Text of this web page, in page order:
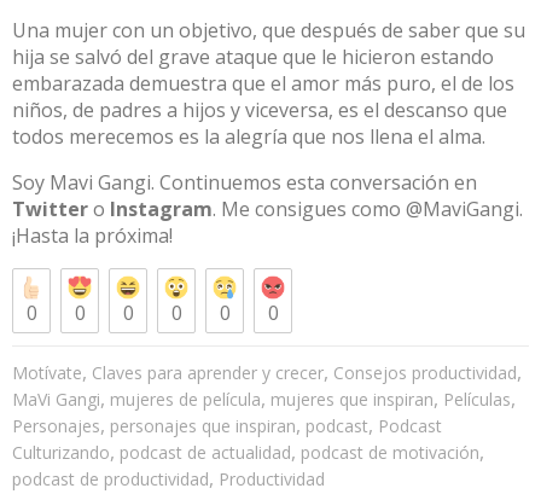
Una mujer con un objetivo, que después de saber que su
hija se salvó del grave ataque que le hicieron estando
embarazada demuestra que el amor más puro, el de los
niños, de padres a hijos y viceversa, es el descanso que
todos merecemos es la alegría que nos llena el alma.
Soy Mavi Gangi. Continuemos esta conversación en
Twittero Instagram. Me consigues como @MaviGangi.
¡Hasta la próxima!
0 0 0 0 0 0
Motívate, Claves para aprender y crecer, Consejos productividad,
MaVi Gangi, mujeres de película, mujeres que inspiran, Películas,
Personajes, personajes que inspiran, podcast, Podcast
Culturizando, podcast de actualidad, podcast de motivación,
podcast de productividad, Productividad